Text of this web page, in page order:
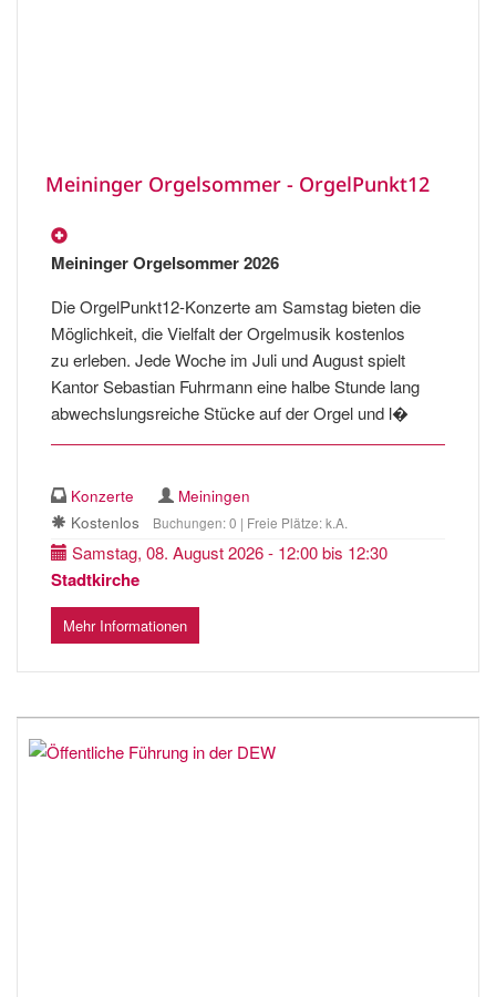
Meininger Orgelsommer - OrgelPunkt12
Meininger Orgelsommer 2026
Die OrgelPunkt12-Konzerte am Samstag bieten die
Möglichkeit, die Vielfalt der Orgelmusik kostenlos
zu erleben. Jede Woche im Juli und August spielt
Kantor Sebastian Fuhrmann eine halbe Stunde lang
abwechslungsreiche Stücke auf der Orgel und l�
Konzerte
Meiningen
Kostenlos
Buchungen: 0 | Freie Plätze: k.A.
Samstag, 08. August 2026 - 12:00 bis 12:30
Stadtkirche
Mehr Informationen